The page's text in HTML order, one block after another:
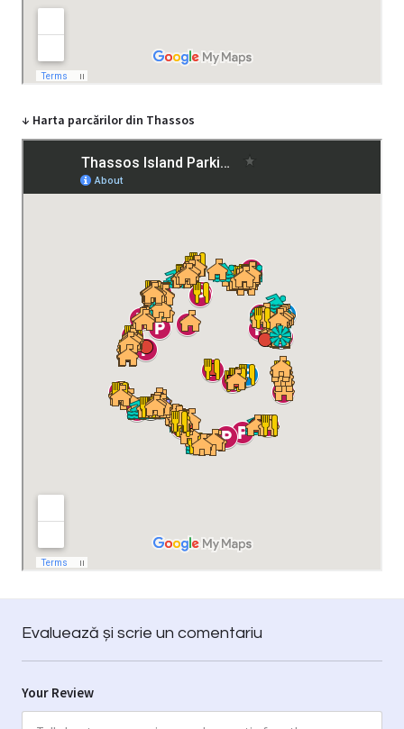
↓ Harta parcărilor din Thassos
Evaluează și scrie un comentariu
Your Review